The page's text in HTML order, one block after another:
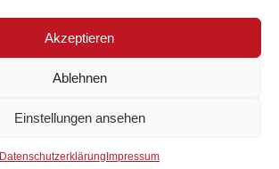
Akzeptieren
Ablehnen
Einstellungen ansehen
Datenschutzerklärung Impressum
PAVILION 16 M